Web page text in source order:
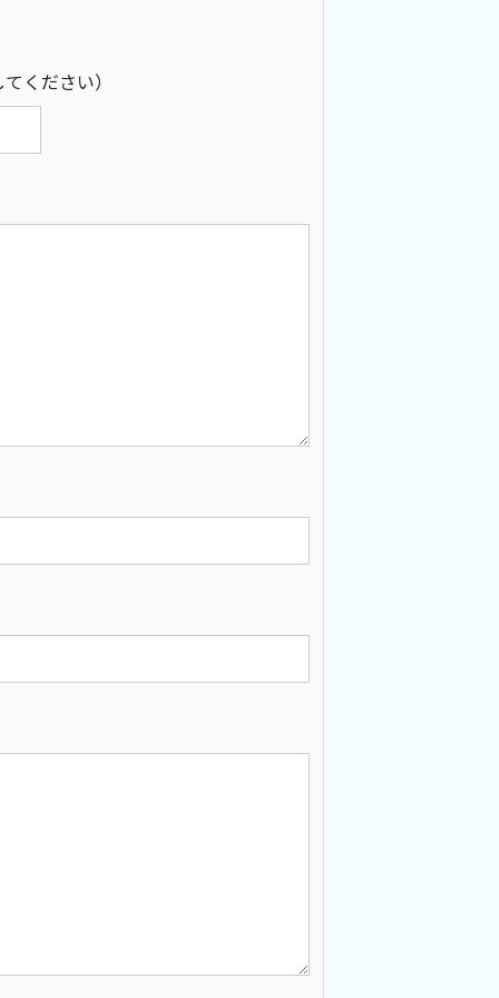
ください）